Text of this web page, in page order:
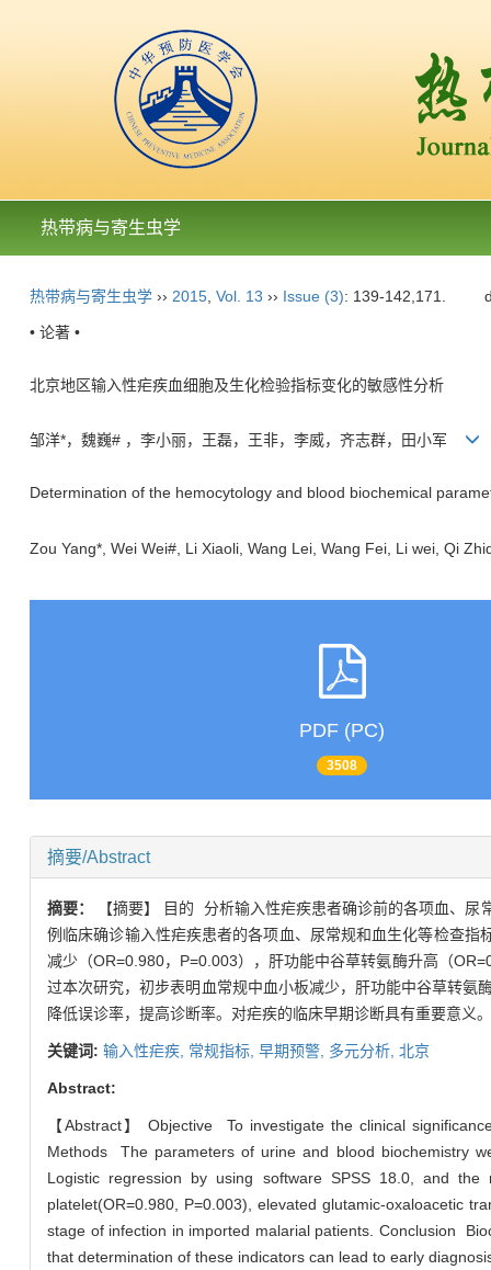
热带病与寄生虫学
热带病与寄生虫学 ›› 2015 Vol. 13 ›› Issue (3): 139-142,171.
• 论著 •
北京地区输入性疟疾血细胞及生化检验指标变化的敏感性分析
邹洋*，魏巍# ，李小丽，王磊，王非，李威，齐志群，田小军
Determination of the hemocytology and blood biochemical
Zou Yang*, Wei Wei#, Li Xiaoli, Wang Lei, Wang Fei, Li wei, Qi
PDF (PC)
3508
摘要/Abstract
摘要：
【摘要】 目的 分析输入性疟疾患者确诊前的各项血、
例临床确诊输入性疟疾患者的各项血、尿常规和血生化等检查
减少（OR=0.980，P=0.003），肝功能中谷草转氨酶升高（
过本次研究，初步表明血常规中血小板减少，肝功能中谷草转
降低误诊率，提高诊断率。对疟疾的临床早期诊断具有重要意义。
关键词: 输入性疟疾, 常规指标, 早期预警, 多元分析, 北京
Abstract:
【Abstract】 Objective To investigate the clinical
Methods The parameters of urine and blood biochemistry
Logistic regression by using software SPSS 18.0, and
platelet(OR=0.980, P=0.003), elevated glutamic-oxaloacetic
stage of infection in imported malarial patients. Conclusion
that determination of these indicators can lead to early